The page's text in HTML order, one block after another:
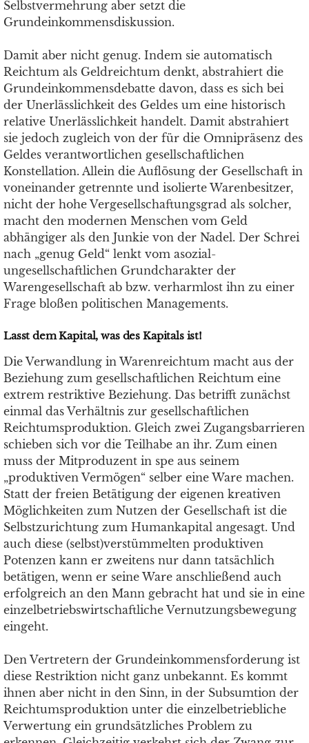
Selbstvermehrung aber setzt die
Grundeinkommensdiskussion.
Damit aber nicht genug. Indem sie automatisch
Reichtum als Geldreichtum denkt, abstrahiert die
Grundeinkommensdebatte davon, dass es sich bei
der Unerlässlichkeit des Geldes um eine historisch
relative Unerlässlichkeit handelt. Damit abstrahiert
sie jedoch zugleich von der für die Omnipräsenz des
Geldes verantwortlichen gesellschaftlichen
Konstellation. Allein die Auflösung der Gesellschaft in
voneinander getrennte und isolierte Warenbesitzer,
nicht der hohe Vergesellschaftungsgrad als solcher,
macht den modernen Menschen vom Geld
abhängiger als den Junkie von der Nadel. Der Schrei
nach „genug Geld“ lenkt vom asozial-
ungesellschaftlichen Grundcharakter der
Warengesellschaft ab bzw. verharmlost ihn zu einer
Frage bloßen politischen Managements.
Lasst dem Kapital, was des Kapitals ist!
Die Verwandlung in Warenreichtum macht aus der
Beziehung zum gesellschaftlichen Reichtum eine
extrem restriktive Beziehung. Das betrifft zunächst
einmal das Verhältnis zur gesellschaftlichen
Reichtumsproduktion. Gleich zwei Zugangsbarrieren
schieben sich vor die Teilhabe an ihr. Zum einen
muss der Mitproduzent in spe aus seinem
„produktiven Vermögen“ selber eine Ware machen.
Statt der freien Betätigung der eigenen kreativen
Möglichkeiten zum Nutzen der Gesellschaft ist die
Selbstzurichtung zum Humankapital angesagt. Und
auch diese (selbst)verstümmelten produktiven
Potenzen kann er zweitens nur dann tatsächlich
betätigen, wenn er seine Ware anschließend auch
erfolgreich an den Mann gebracht hat und sie in eine
einzelbetriebswirtschaftliche Vernutzungsbewegung
eingeht.
Den Vertretern der Grundeinkommensforderung ist
diese Restriktion nicht ganz unbekannt. Es kommt
ihnen aber nicht in den Sinn, in der Subsumtion der
Reichtumsproduktion unter die einzelbetriebliche
Verwertung ein grundsätzliches Problem zu